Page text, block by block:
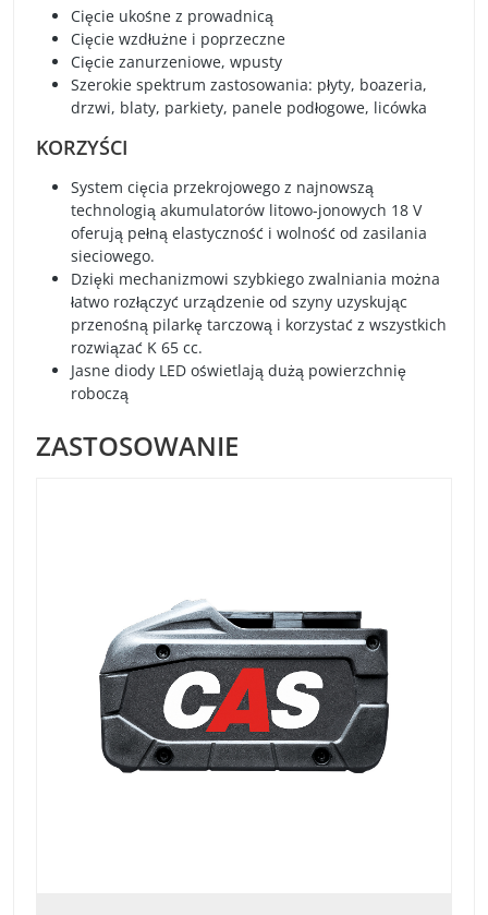
Cięcie ukośne z prowadnicą
Cięcie wzdłużne i poprzeczne
Cięcie zanurzeniowe, wpusty
Szerokie spektrum zastosowania: płyty, boazeria,
drzwi, blaty, parkiety, panele podłogowe, licówka
KORZYŚCI
System cięcia przekrojowego z najnowszą
technologią akumulatorów litowo-jonowych 18 V
oferują pełną elastyczność i wolność od zasilania
sieciowego.
Dzięki mechanizmowi szybkiego zwalniania można
łatwo rozłączyć urządzenie od szyny uzyskując
przenośną pilarkę tarczową i korzystać z wszystkich
rozwiązać K 65 cc.
Jasne diody LED oświetlają dużą powierzchnię
roboczą
ZASTOSOWANIE